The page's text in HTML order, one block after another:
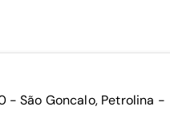
- São Goncalo, Petrolina -